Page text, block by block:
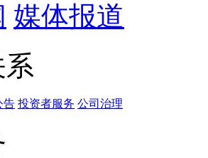
媒体报道
告 投资者服务 公司治理